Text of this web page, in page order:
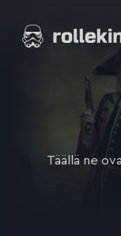
suoraan
Elokuvat ja elokuva-arviot | Rollekino.fi
lopputekstien
Täällä ne